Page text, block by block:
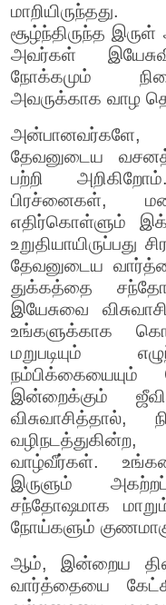
சூழ்ந்திருந்த இருள்
அவர்கள்
நோக்கமும்
அவருக்காக வாழ
தேவனுடைய
பற்றி
பிரச்னைகள்,
எதிர்கொள்ளும்
உறுதியாயிருப்பது
தேவனுடைய
துக்கத்தை
இயேசுவை
உங்களுக்காக
மறுபடியும்
நம்பிக்கையையும்
இன்றைக்கும்
விசுவாசித்தால்,
வாழ்வீர்கள்.
இருளும்
சந்தோஷமாக
நோய்களும்
ஆம், இன்றைய
வார்த்தையை